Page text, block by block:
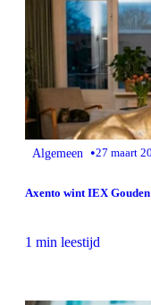
Algemeen •27 maart
Axento wint IEX
1 min leestijd